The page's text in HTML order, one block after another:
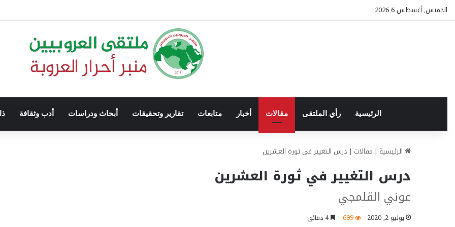
الخميس, أغسطس 6 2026
الرئيسية رأي الملتقى مقالات أخبار متابعات تقارير وتحقيقات أبحاث ودراسات أدب وثقافة
الرئيسية | مقالات | درس التغيير في ثورة العشرين
درس التغيير في ثورة العشرين
عوني القلمجي
يوليو 2, 2020 699